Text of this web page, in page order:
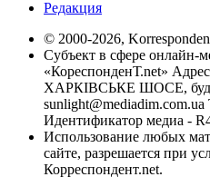
Редакция
© 2000-2026,
Субъект в сфере онлайн-
«КореспонденТ.net»
ХАРКІВСЬКЕ ШОСЕ,
sunlight@mediadim.com.ua
Идентификатор медиа -
Использование любых
сайте, разрешается при
Корреспондент.net.